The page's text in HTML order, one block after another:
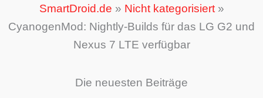
SmartDroid.de » Nicht kategorisiert»
CyanogenMod: Nightly-Builds für das LG G2 und
Nexus 7 LTE verfügbar
Die neuesten Beiträge